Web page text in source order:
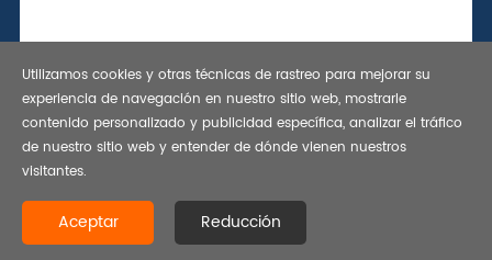
atascada, tubería API 5L - BESTAR STEEL CO., LTD. se reservan todos
los derechos.
Utilizamos cookies y otras técnicas de rastreo para mejorar su
experiencia de navegación en nuestro sitio web, mostrarle
contenido personalizado y publicidad específica, analizar el tráfico
de nuestro sitio web y entender de dónde vienen nuestros
visitantes.
Aceptar Reducción